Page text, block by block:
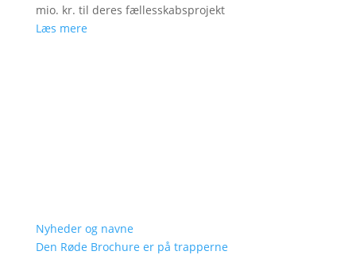
mio. kr. til deres fællesskabsprojekt
Læs mere
Nyheder og navne
Den Røde Brochure er på trapperne